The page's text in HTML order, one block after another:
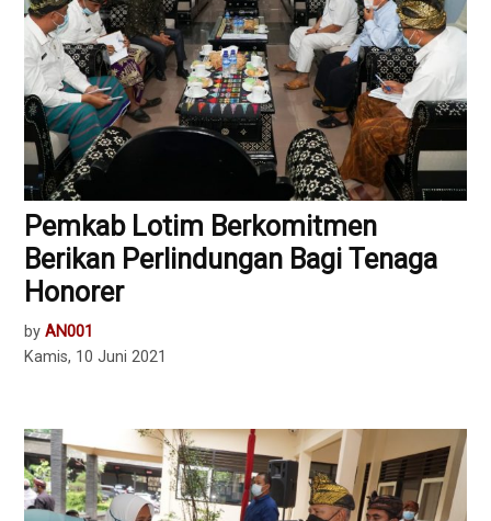
Pemkab Lotim Berkomitmen
Berikan Perlindungan Bagi Tenaga
Honorer
by AN001
Kamis, 10 Juni 2021